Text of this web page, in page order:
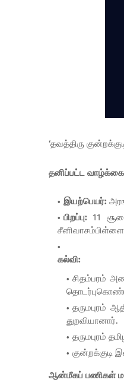
‘தவத்திரு
தனிப்பட்ட வாழ்க்கை
இயற்பெயர்:
பிறப்பு: 11
கல்வி:
சிதம்பரம்
தருமபுரம்
துறவியானார்.
தருமபுரம்
குன்றக்குடி
ஆன்மீகப் பணிகள்